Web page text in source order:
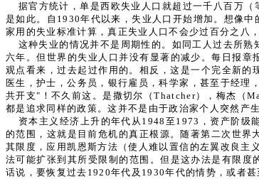
据官方统计，单是西欧失业人口就超过一千八百万
是如此。自1930年代以来，失业人口开始增加。想像
家用的失业标准计算，真正失业人口不会少过百分之八
这种失业的情况并不是周期性的。如同工人过去所
六年。但世界的失业人口并没有显著的减少。每日报
观点看来，过去起过作用的。相反，这是一个完全新
医生，护士，公务员，银行雇员，科学家，甚至于经
共开支"！不久前这。是撒切尔（Thatcher），梅杰（
都是追求同样的政策。这并不是由于政治家个人突然产
资本主义经济上升的年代从1948至1973，资产阶级
的范围，这就是目前危机的真正根源。随著第二次世
其限度，应用凯恩斯方法（使人难以置信的左翼改良主
法可能扩张到其所受限制的范围。但是这办法是有限
话说，要恢复过去1920年代及1930年代的情势，或者